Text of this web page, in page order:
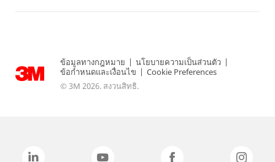
ข้อมูลทางกฎหมาย | นโยบายความเป็นส่วนตัว |
ข้อกำหนดและเงื่อนไข | Cookie Preferences
© 3M 2026. สงวนสิทธิ.